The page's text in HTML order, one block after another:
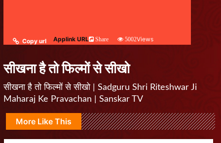
Copy url Applink URL Share 5002Views
सीखना है तो फिल्मों से सीखो
सीखना है तो फिल्मों से सीखो | Sadguru Shri Riteshwar Ji
Maharaj Ke Pravachan | Sanskar TV
More Like This